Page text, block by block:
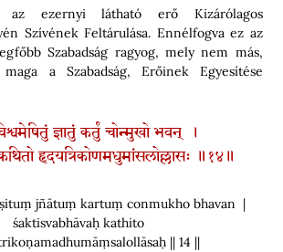
az ezernyi látható erő Kizárólagos
Szívének Feltárulása. Ennélfogva ez az
Szabadság ragyog, mely nem más,
a Szabadság, Erőinek Egyesítése
ज्ञातुं कर्तुं चोन्मुखो भवन् ।
हृदयत्रिकोणमधुमांसलोल्लासः ॥१४॥
jñātuṃ kartuṃ conmukho bhavan |
śaktisvabhāvaḥ kathito
|| 14 ||